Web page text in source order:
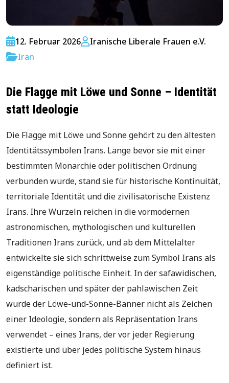
12. Februar 2026
Iranische Liberale Frauen e.V.
Iran
Die Flagge mit Löwe und Sonne – Identität
statt Ideologie
Die Flagge mit Löwe und Sonne gehört zu den ältesten
Identitätssymbolen Irans. Lange bevor sie mit einer
bestimmten Monarchie oder politischen Ordnung
verbunden wurde, stand sie für historische Kontinuität,
territoriale Identität und die zivilisatorische Existenz
Irans. Ihre Wurzeln reichen in die vormodernen
astronomischen, mythologischen und kulturellen
Traditionen Irans zurück, und ab dem Mittelalter
entwickelte sie sich schrittweise zum Symbol Irans als
eigenständige politische Einheit. In der safawidischen,
kadscharischen und später der pahlawischen Zeit
wurde der Löwe-und-Sonne-Banner nicht als Zeichen
einer Ideologie, sondern als Repräsentation Irans
verwendet – eines Irans, der vor jeder Regierung
existierte und über jedes politische System hinaus
definiert ist.